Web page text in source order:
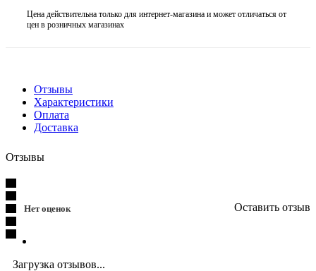
Цена действительна только для интернет-магазина и может отличаться от
цен в розничных магазинах
Отзывы
Характеристики
Оплата
Доставка
Отзывы
Нет оценок Оставить отзыв
Загрузка отзывов...